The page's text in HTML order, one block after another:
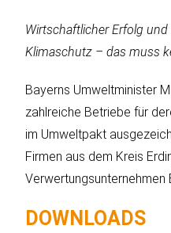
Wirtschaftlicher Erfolg
Klimaschutz – das muss
Bayerns Umweltminister
zahlreiche Betriebe für
im Umweltpakt
Firmen aus dem Kreis
Verwertungsunternehmen
DOWNLOADS